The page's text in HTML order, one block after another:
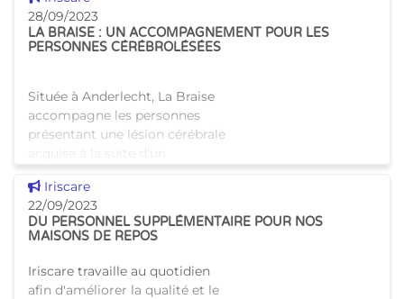
28/09/2023
LA BRAISE : UN ACCOMPAGNEMENT POUR LES
PERSONNES CÉRÉBROLÉSÉES
Située à Anderlecht, La Braise
accompagne les personnes
présentant une lésion cérébrale
acquise à la suite d'un
d'un AVC. Parmi les différents
services qui la c
Voir cette news
Iriscare
22/09/2023
DU PERSONNEL SUPPLÉMENTAIRE POUR NOS
MAISONS DE REPOS
Iriscare travaille au quotidien
afin d'améliorer la qualité et le